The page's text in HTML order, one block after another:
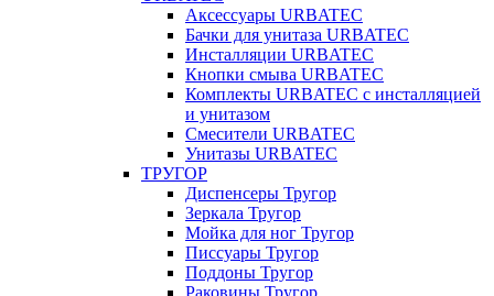
Аксессуары URBATEC
Бачки для унитаза URBATEC
Инсталляции URBATEC
Кнопки смыва URBATEC
Комплекты URBATEC с инсталляцией
и унитазом
Смесители URBATEC
Унитазы URBATEC
ТРУГОР
Диспенсеры Тругор
Зеркала Тругор
Мойка для ног Тругор
Писсуары Тругор
Поддоны Тругор
Раковины Тругор